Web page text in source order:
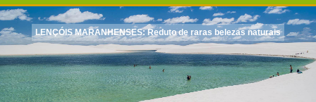
LENÇÓIS MARANHENSES: Reduto de raras belezas naturais